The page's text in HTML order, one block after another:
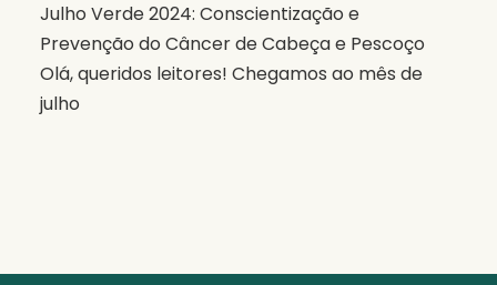
Julho Verde 2024: Conscientização e
Prevenção do Câncer de Cabeça e Pescoço
Olá, queridos leitores! Chegamos ao mês de
julho